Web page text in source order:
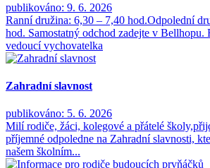
publikováno: 9. 6. 2026
Ranní družina: 6,30 – 7,40 hod.Odpolední
hod. Samostatný odchod zadejte v Bellhopu.
vedoucí vychovatelka
Zahradní slavnost
publikováno: 5. 6. 2026
Milí rodiče, žáci, kolegové a přátelé
příjemné odpoledne na Zahradní slavnosti,
našem školním...